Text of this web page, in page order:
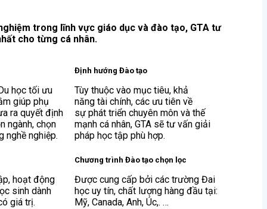
trong lĩnh vực giáo dục và đào tạo, GTA tư
cho từng cá nhân.
học tối ưu
giúp phụ
ra quyết định
ngành, chọn
nghề nghiệp.
hoạt động
sinh dành
giá trị.
Định hướng Đào tạo
Tùy thuộc vào mục tiêu, khả
năng tài chính, các ưu tiên về
sự phát triển chuyên môn và thế
mạnh cá nhân, GTA sẽ tư vấn giải
pháp học tập phù hợp.
Chương trình Đào tạo chọn lọc
Được cung cấp bởi các trường Đai
học uy tín, chất lượng hàng đầu tại:
Mỹ, Canada, Anh, Úc,. …